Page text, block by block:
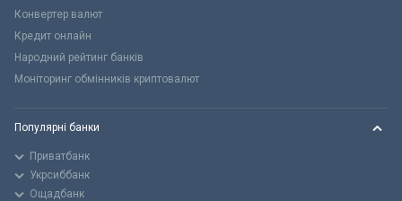
Конвертер валют
Кредит онлайн
Народний рейтинг банків
Моніторинг обмінників криптовалют
Популярні банки
Приватбанк
Укрсиббанк
Ощадбанк